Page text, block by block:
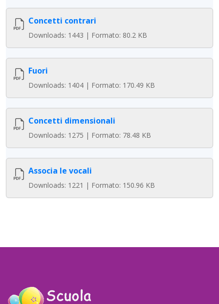
Concetti contrari
Downloads: 1443 | Formato: 80.2 KB
Fuori
Downloads: 1404 | Formato: 170.49 KB
Concetti dimensionali
Downloads: 1275 | Formato: 78.48 KB
Associa le vocali
Downloads: 1221 | Formato: 150.96 KB